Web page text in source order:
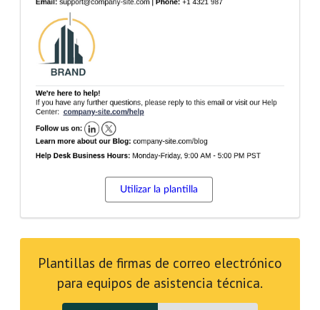
Utilizar la plantilla
Plantillas de firmas de correo electrónico
para equipos de asistencia técnica.